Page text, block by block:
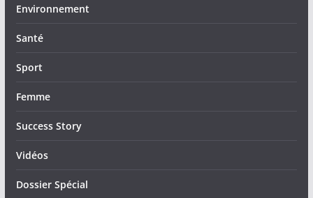
Environnement
Santé
Sport
Femme
Success Story
Vidéos
Dossier Spécial